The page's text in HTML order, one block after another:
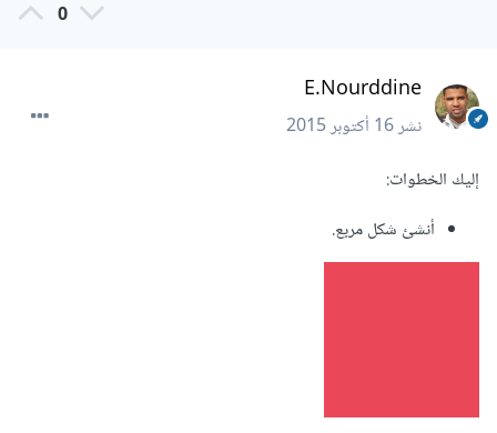
0
E.Nourddine
نشر16 أكتوبر 2015
إليك الخطوات:
أنشئ شكل مربع.